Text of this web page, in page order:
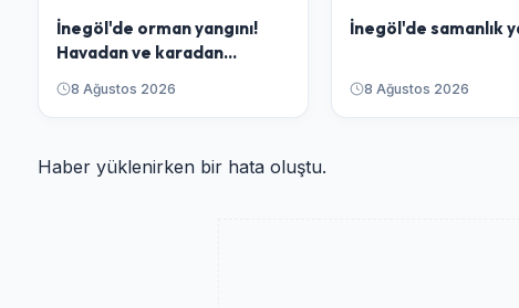
İnegöl'de orman yangını!
Havadan ve karadan
müdahale ediliyor
8 Ağustos 2026
İnegöl'de samanlık
8 Ağustos 2026
Haber yüklenirken bir hata oluştu.